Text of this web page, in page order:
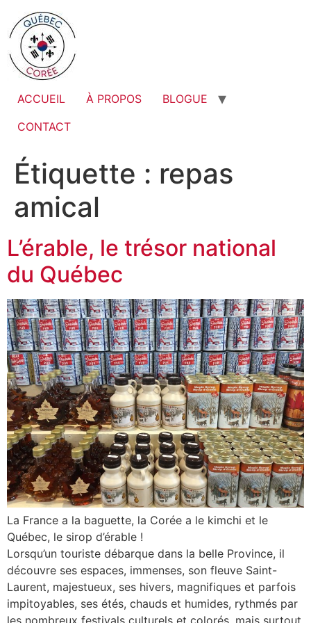
ACCUEIL À PROPOS
BLOGUE
CONTACT
Étiquette : repas
amical
L’érable, le trésor national
du Québec
La France a la baguette, la Corée a le kimchi et le
Québec, le sirop d’érable !
Lorsqu’un touriste débarque dans la belle Province, il
découvre ses espaces, immenses, son fleuve Saint-
Laurent, majestueux, ses hivers, magnifiques et parfois
impitoyables, ses étés, chauds et humides, rythmés par
les nombreux festivals culturels et colorés, mais surtout